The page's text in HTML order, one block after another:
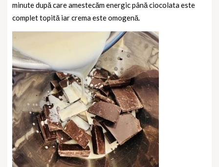
minute după care amestecăm energic până ciocolata este
complet topită iar crema este omogenă.